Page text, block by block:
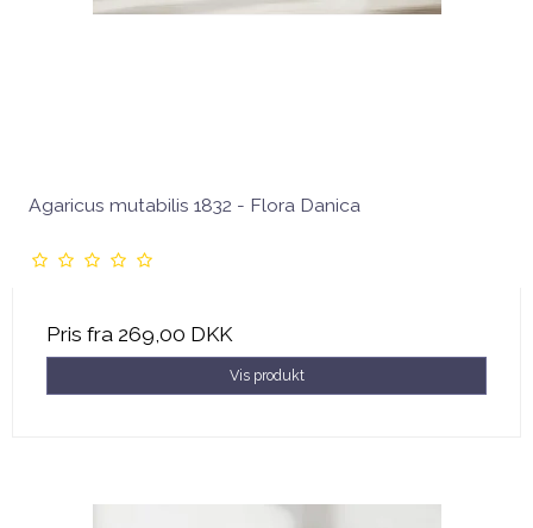
Agaricus mutabilis 1832 - Flora Danica
Pris fra 269,00 DKK
Vis produkt